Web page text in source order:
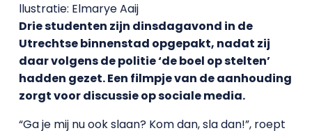
llustratie: Elmarye Aaij
Drie studenten zijn dinsdagavond in de
Utrechtse binnenstad opgepakt, nadat zij
daar volgens de politie ‘de boel op stelten’
hadden gezet. Een filmpje van de aanhouding
zorgt voor discussie op sociale media.
“Ga je mij nu ook slaan? Kom dan, sla dan!”, roept